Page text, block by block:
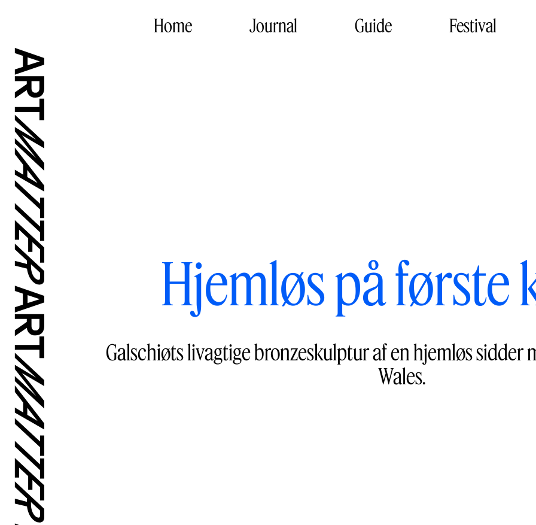
Home Journal Guide Festival
Hjemløs på første
Galschiøts livagtige bronzeskulptur af en hjemløs sidder
Wales.